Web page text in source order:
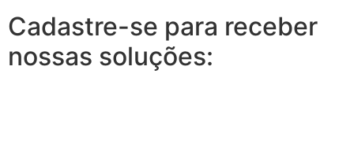
Cadastre-se para receber
nossas soluções: